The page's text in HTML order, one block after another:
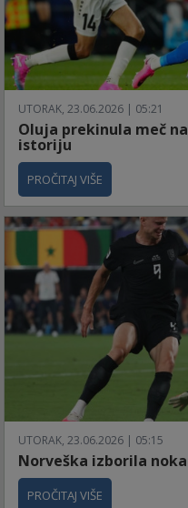
UTORAK, 23.06.2026 | 05:21
Oluja prekinula meč
istoriju
PROČITAJ VIŠE
UTORAK, 23.06.2026 | 05:15
Norveška izborila
PROČITAJ VIŠE